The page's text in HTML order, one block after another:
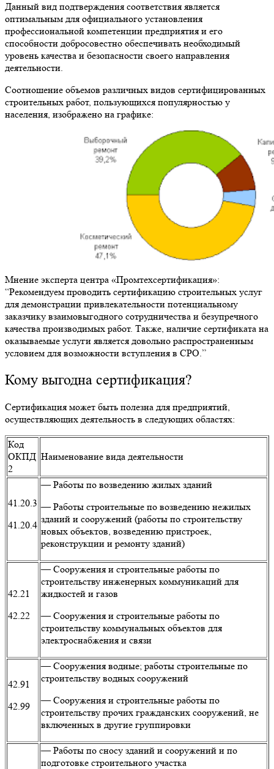
Данный вид подтверждения соответствия является
оптимальным для официального установления
профессиональной компетенции предприятия и его
способности добросовестно обеспечивать необходимый
уровень качества и безопасности своего направления
деятельности.
Соотношение объемов различных видов сертифицированных
строительных работ, пользующихся популярностью у
населения, изображено на графике:
Мнение эксперта центра «Промтехсертификация»:
“Рекомендуем проводить сертификацию строительных услуг
для демонстрации привлекательности потенциальному
заказчику взаимовыгодного сотрудничества и безупречного
качества производимых работ. Также, наличие сертификата на
оказываемые услуги является довольно распространенным
условием для возможности вступления в СРО.”
Кому выгодна сертификация?
Сертификация может быть полезна для предприятий,
осуществляющих деятельность в следующих областях:
Код
ОКПД
2
Наименование вида деятельности
41.20.3
41.20.4
— Работы по возведению жилых зданий
— Работы строительные по возведению нежилых
зданий и сооружений (работы по строительству
новых объектов, возведению пристроек,
реконструкции и ремонту зданий)
42.21
42.22
— Сооружения и строительные работы по
строительству инженерных коммуникаций для
жидкостей и газов
— Сооружения и строительные работы по
строительству коммунальных объектов для
электроснабжения и связи
42.91
42.99
— Сооружения водные; работы строительные по
строительству водных сооружений
— Сооружения и строительные работы по
строительству прочих гражданских сооружений, не
включенных в другие группировки
— Работы по сносу зданий и сооружений и по
подготовке строительного участка